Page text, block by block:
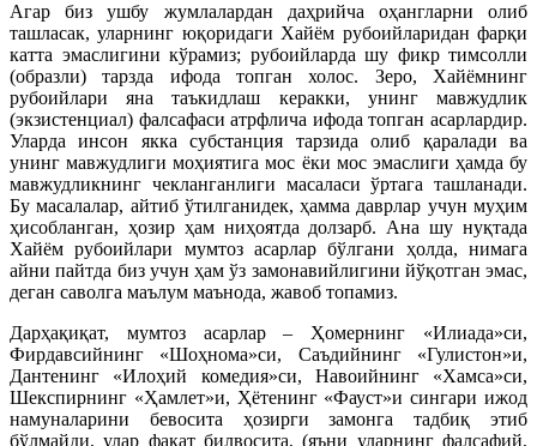
Агар биз ушбу жумлалардан даҳрийча оҳангларни олиб
ташласак, уларнинг юқоридаги Хайём рубоийларидан фарқи
катта эмаслигини кўрамиз; рубоийларда шу фикр тимсолли
(образли) тарзда ифода топган холос. Зеро, Хайёмнинг
рубоийлари яна таъкидлаш керакки, унинг мавжудлик
(экзистенциал) фалсафаси атрфлича ифода топган асарлардир.
Уларда инсон якка субстанция тарзида олиб қаралади ва
унинг мавжудлиги моҳиятига мос ёки мос эмаслиги ҳамда бу
мавжудликнинг чекланганлиги масаласи ўртага ташланади.
Бу масалалар, айтиб ўтилганидек, ҳамма даврлар учун муҳим
ҳисобланган, ҳозир ҳам ниҳоятда долзарб. Ана шу нуқтада
Хайём рубоийлари мумтоз асарлар бўлгани ҳолда, нимага
айни пайтда биз учун ҳам ўз замонавийлигини йўқотган эмас,
деган саволга маълум маънода, жавоб топамиз.
Дарҳақиқат, мумтоз асарлар – Ҳомернинг «Илиада»си,
Фирдавсийнинг «Шоҳнома»си, Саъдийнинг «Гулистон»и,
Дантенинг «Илоҳий комедия»си, Навоийнинг «Хамса»си,
Шекспирнинг «Ҳамлет»и, Ҳётенинг «Фауст»и сингари ижод
намуналарини бевосита ҳозирги замонга тадбиқ этиб
бўлмайди, улар фақат билвосита, (яъни уларнинг фалсафий,